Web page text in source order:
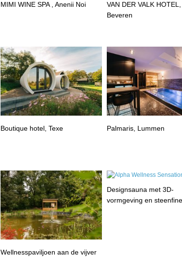
MIMI WINE SPA , Anenii Noi
VAN DER VALK HOTEL,
Beveren
Boutique hotel, Texe Palmaris, Lummen
Wellnesspaviljoen aan de vijver
Designsauna met 3D-
vormgeving en